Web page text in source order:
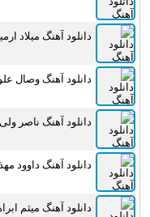
دانلود آهنگ میلاد
دانلود آهنگ وصال
دانلود آهنگ ناصر ولی
دانلود آهنگ داوود
دانلود آهنگ میثم